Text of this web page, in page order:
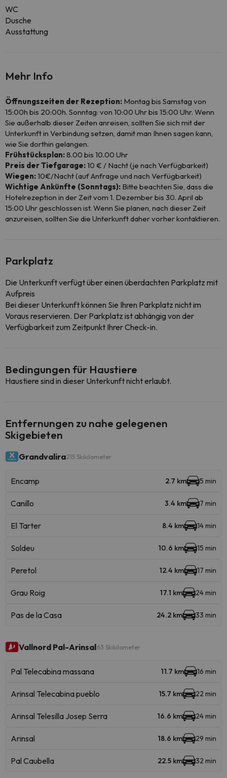
WC
Dusche
Ausstattung
Mehr Info
Öffnungszeiten der Rezeption: Montag bis Samstag von
15:00h bis 20:00h. Sonntag: von 10:00 Uhr bis 15:00 Uhr. Wenn
Sie außerhalb dieser Zeiten anreisen, sollten Sie sich mit der
Unterkunft in Verbindung setzen, damit man Ihnen sagen kann,
wie Sie dorthin gelangen.
Frühstücksplan:8.00 bis 10.00 Uhr
Preis der Tiefgarage:10 € / Nacht (je nach Verfügbarkeit)
Wiegen:10€/Nacht (auf Anfrage und nach Verfügbarkeit)
Wichtige Ankünfte (Sonntags): Bitte beachten Sie, dass die
Hotelrezeption in der Zeit vom 1. Dezember bis 30. April ab
15:00 Uhr geschlossen ist. Wenn Sie planen, nach dieser Zeit
anzureisen, sollten Sie die Unterkunft daher vorher kontaktieren.
Parkplatz
Die Unterkunft verfügt über einen überdachten Parkplatz mit
Aufpreis
Bei dieser Unterkunft können Sie Ihren Parkplatz nicht im
Voraus reservieren. Der Parkplatz ist abhängig von der
Verfügbarkeit zum Zeitpunkt Ihrer Check-in.
Bedingungen für Haustiere
Haustiere sind in dieser Unterkunft nicht erlaubt.
Entfernungen zu nahe gelegenen
Skigebieten
Grandvalira215 Skikilometer
Encamp 2.7 km 5 min
Canillo 3.4 km 7 min
El Tarter 8.4 km 14 min
Soldeu 10.6 km 15 min
Peretol 12.4 km 17 min
Grau Roig 17.1 km 24 min
Pas de la Casa 24.2 km 33 min
Vallnord Pal-Arinsal63 Skikilometer
Pal Telecabina massana 11.7 km 16 min
Arinsal Telecabina pueblo 15.7 km 22 min
Arinsal Telesilla Josep Serra 16.6 km 24 min
Arinsal 18.6 km 29 min
Pal Caubella 22.5 km 32 min